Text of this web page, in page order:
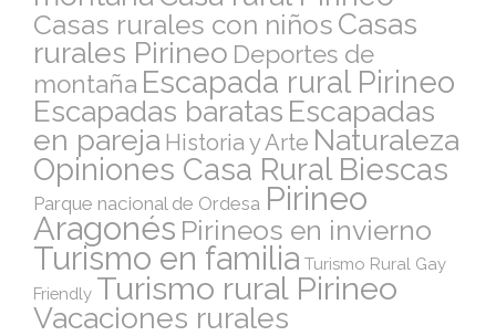
Casas rurales con niños Casas
rurales Pirineo Deportes de
montaña Escapada rural Pirineo
Escapadas baratas Escapadas
en pareja Historia y Arte Naturaleza
Opiniones Casa Rural Biescas
Parque nacional de Ordesa Pirineo
Aragonés Pirineos en invierno
Turismo en familia Turismo Rural Gay
Friendly Turismo rural Pirineo
Vacaciones rurales